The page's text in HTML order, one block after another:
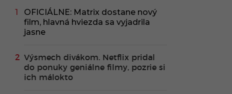
OFICIÁLNE: Matrix dostane nový
film, hlavná hviezda sa vyjadrila
jasne
Výsmech divákom. Netflix pridal
do ponuky geniálne filmy, pozrie si
ich málokto